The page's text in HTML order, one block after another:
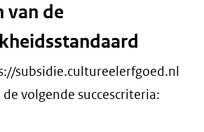
van de
subsidie.cultureelerfgoed.nl
volgende succescriteria: